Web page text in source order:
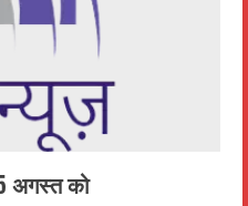
अगस्त को